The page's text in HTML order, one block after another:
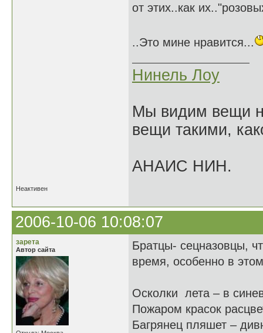
от этих..как
..Это мине нравится...
Нинель Лоу
Мы видим вещи
вещи такими,
АНАИС НИН.
Неактивен
2006-10-06 10:08:07
зарета
Автор сайта
Братцы- сецназовцы,
время, особенно в
Осколки лета – в
Пожаром красок
Багрянец пляшет –